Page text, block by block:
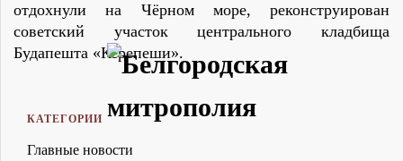
отдохнули на Чёрном море, реконструирован
советский участок центрального кладбища
Будапешта «Керепеши».
КАТЕГОРИИ
Главные новости